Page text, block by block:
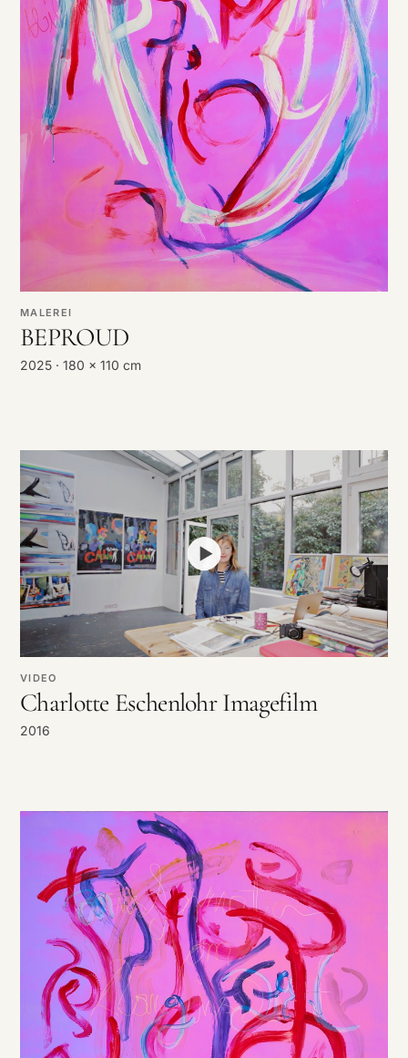
MALEREI
BEPROUD
2025 · 180 x 110 cm
VIDEO
Charlotte Eschenlohr Imagefilm
2016